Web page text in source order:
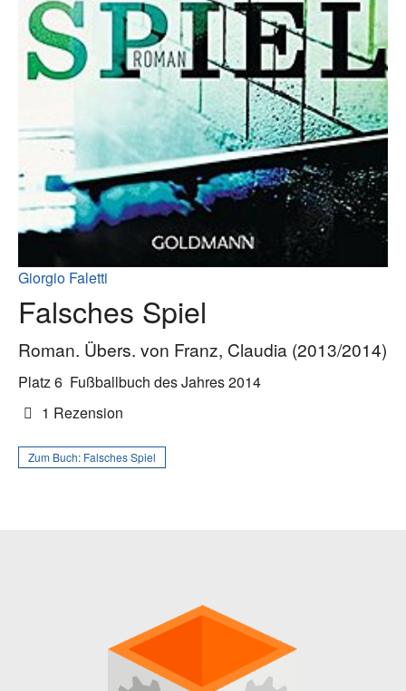
Giorgio Faletti
Falsches Spiel
Roman. Übers. von Franz, Claudia (2013/2014)
Platz 6 Fußballbuch des Jahres 2014
1 Rezension
Zum Buch: Falsches Spiel